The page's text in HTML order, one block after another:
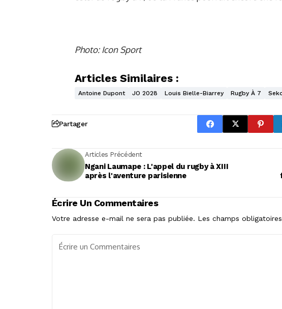
Photo: Icon Sport
Articles Similaires :
Antoine Dupont JO 2028 Louis Bielle-Biarrey Rugby À 7
Partager
Articles Précédent
Ngani Laumape : L'appel du rugby à XIII
après l'aventure parisienne
Écrire Un Commentaires
Votre adresse e-mail ne sera pas publiée. Les champs